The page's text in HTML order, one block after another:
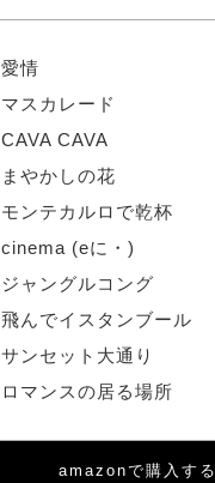
愛情
マスカレード
CAVA CAVA
まやかしの花
モンテカルロで乾杯
cinema (eに・)
ジャングルコング
飛んでイスタンブール
サンセット大通り
ロマンスの居る場所
amazonで購入する